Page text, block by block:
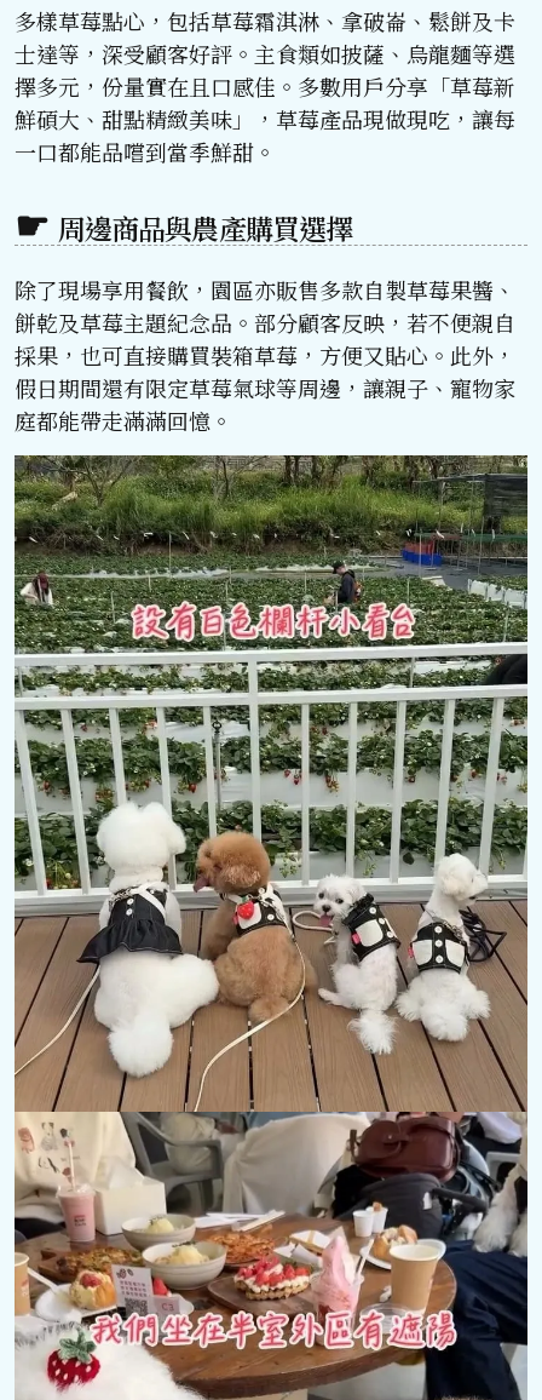
多樣草莓點心，包括草莓霜淇淋、拿破崙、鬆餅及卡
士達等，深受顧客好評。主食類如披薩、烏龍麵等選
擇多元，份量實在且口感佳。多數用戶分享「草莓新
鮮碩大、甜點精緻美味」，草莓產品現做現吃，讓每
一口都能品嚐到當季鮮甜。
周邊商品與農產購買選擇
除了現場享用餐飲，園區亦販售多款自製草莓果醬、
餅乾及草莓主題紀念品。部分顧客反映，若不便親自
採果，也可直接購買裝箱草莓，方便又貼心。此外，
假日期間還有限定草莓氣球等周邊，讓親子、寵物家
庭都能帶走滿滿回憶。